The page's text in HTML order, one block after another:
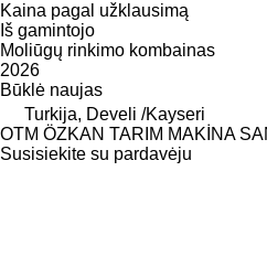
Kaina pagal užklausimą
Iš gamintojo
Moliūgų rinkimo kombainas
2026
Būklė naujas
Turkija, Develi /Kayseri
OTM ÖZKAN TARIM MAKİNA
Susisiekite su pardavėju